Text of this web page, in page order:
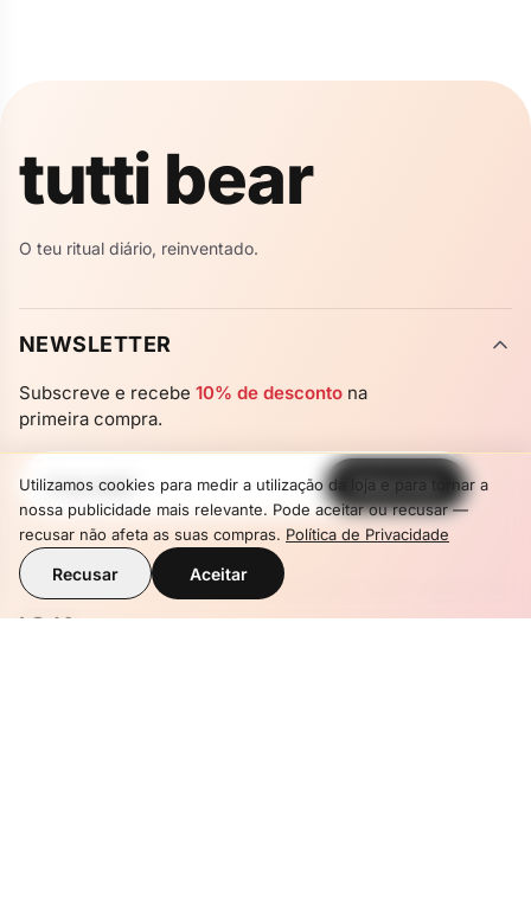
tutti bear
O teu ritual diário, reinventado.
LOJA
NEWSLETTER
Subscreve e recebe 10% de desconto na
primeira compra.
Newsletter
Subscrever
Utilizamos cookies para medir a utilização da loja e para tornar a
nossa publicidade mais relevante. Pode aceitar ou recusar —
recusar não afeta as suas compras. Política de Privacidade
Recusar Aceitar